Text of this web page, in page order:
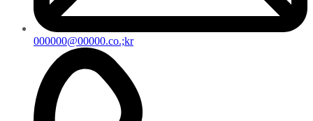
000000@00000.co.;kr